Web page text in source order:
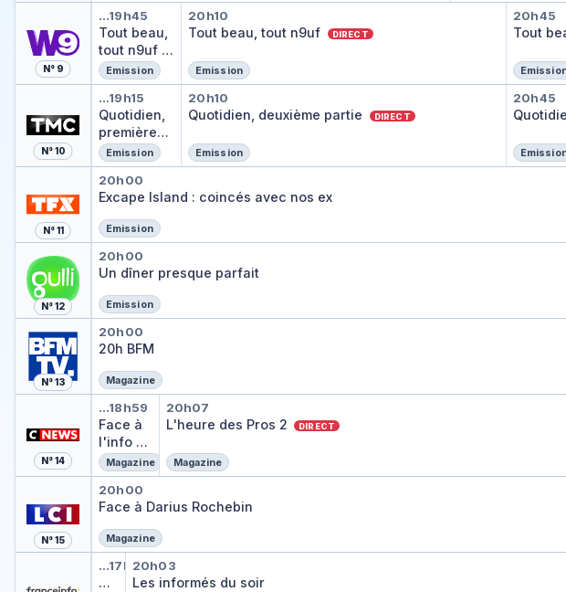
N° 9
Tout beau, tout n9uf
…19h45
Tout beau,
tout n9uf
DIRECT
Emission
Tout beau, tout n9uf
20h10
Tout beau, tout n9uf DIRECT
Emission
Tout
20h45
Tout
N° 10
Quotidien, première partie
…19h15
Quotidien,
première
partie
DIRECT
Emission
Quotidien, deuxième partie
20h10
Quotidien, deuxième partie DIRECT
Emission
20h45
N° 11
Excape Island : coincés avec nos ex
20h00
Excape Island : coincés avec nos ex
Emission
N° 12
Un dîner presque parfait
20h00
Un dîner presque parfait
Emission
N° 13
20h BFM
20h00
20h BFM
Magazine
N° 14
Face à l'info
…18h59
Face à
l'info
DIRECT
Magazine
L'heure des Pros 2
20h07
L'heure des Pros 2 DIRECT
Magazine
N° 15
Face à Darius Rochebin
20h00
Face à Darius Rochebin
Magazine
Tout est politique
…17h59
Tout est politique
…
Les informés du soir
20h03
Les informés du soir